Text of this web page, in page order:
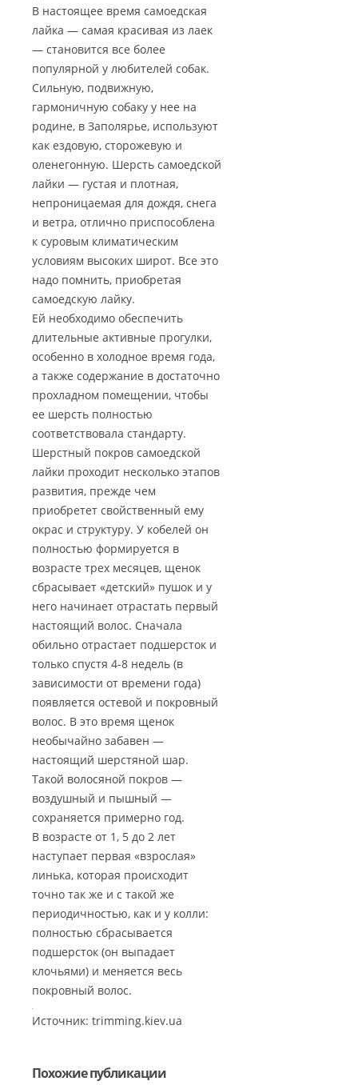
В настоящее время самоедская
лайка — самая красивая из лаек
— становится все более
популярной у любителей собак.
Сильную, подвижную,
гармоничную собаку у нее на
родине, в Заполярье, используют
как ездовую, сторожевую и
оленегонную. Шерсть самоедской
лайки — густая и плотная,
непроницаемая для дождя, снега
и ветра, отлично приспособлена
к суровым климатическим
условиям высоких широт. Все это
надо помнить, приобретая
самоедскую лайку.
Ей необходимо обеспечить
длительные активные прогулки,
особенно в холодное время года,
а также содержание в достаточно
прохладном помещении, чтобы
ее шерсть полностью
соответствовала стандарту.
Шерстный покров самоедской
лайки проходит несколько этапов
развития, прежде чем
приобретет свойственный ему
окрас и структуру. У кобелей он
полностью формируется в
возрасте трех месяцев, щенок
сбрасывает «детский» пушок и у
него начинает отрастать первый
настоящий волос. Сначала
обильно отрастает подшерсток и
только спустя 4-8 недель (в
зависимости от времени года)
появляется остевой и покровный
волос. В это время щенок
необычайно забавен —
настоящий шерстяной шар.
Такой волосяной покров —
воздушный и пышный —
сохраняется примерно год.
В возрасте от 1, 5 до 2 лет
наступает первая «взрослая»
линька, которая происходит
точно так же и с такой же
периодичностью, как и у колли:
полностью сбрасывается
подшерсток (он выпадает
клочьями) и меняется весь
покровный волос.
Источник: trimming.kiev.ua
Похожие публикации